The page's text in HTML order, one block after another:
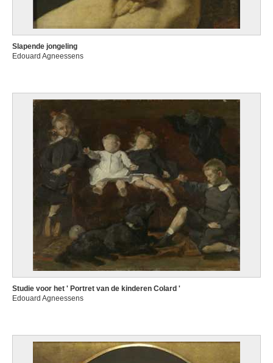
Slapende jongeling
Edouard Agneessens
Studie voor het ' Portret van de kinderen Colard '
Edouard Agneessens